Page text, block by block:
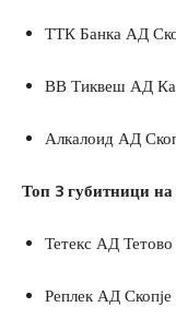
ТТК Банка АД
ВВ Тиквеш АД
Алкалоид АД
Топ 3 губитници на
Тетекс АД
Реплек АД